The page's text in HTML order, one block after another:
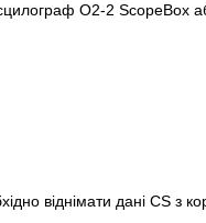
O2-2
віднімати дані CS з